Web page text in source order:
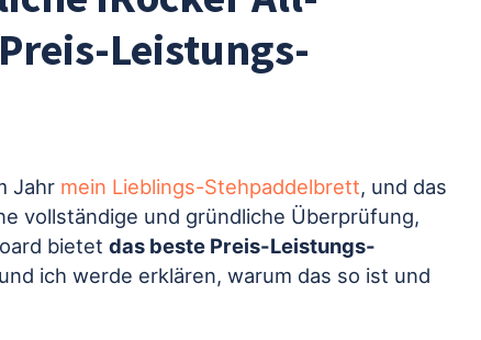
Leistungs-
Jahr mein Lieblings-Stehpaddelbrett, und das
vollständige und gründliche Überprüfung,
bietet das beste Preis-Leistungs-
ich werde erklären, warum das so ist und